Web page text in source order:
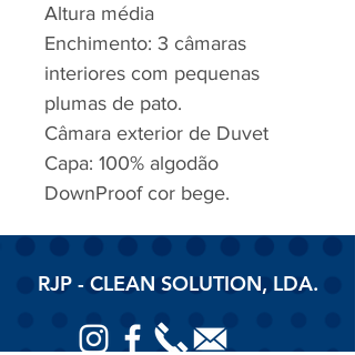
Altura média
Enchimento: 3 câmaras
interiores com pequenas
plumas de pato.
Câmara exterior de Duvet
Capa: 100% algodão
DownProof cor bege.
RJP - CLEAN SOLUTION, LDA.